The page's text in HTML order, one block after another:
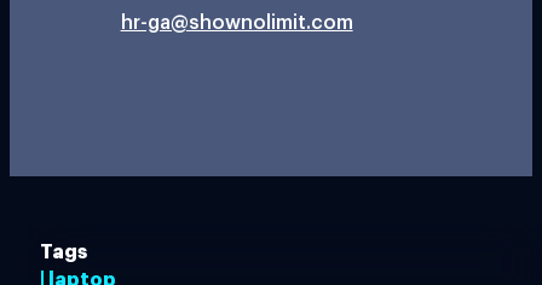
hr-ga@shownolimit.com
Tags
| laptop